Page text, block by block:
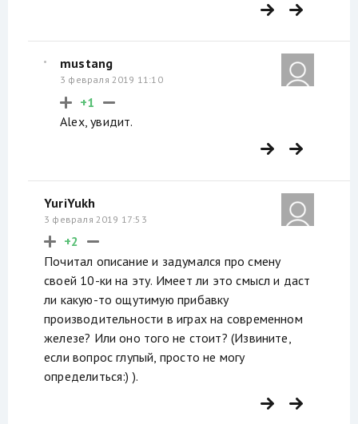
mustang
3 февраля 2019 11:10
+1
Alex, увидит.
YuriYukh
3 февраля 2019 17:53
+2
Почитал описание и задумался про смену
своей 10-ки на эту. Имеет ли это смысл и даст
ли какую-то ощутимую прибавку
производительности в играх на современном
железе? Или оно того не стоит? (Извините,
если вопрос глупый, просто не могу
определиться:) ).